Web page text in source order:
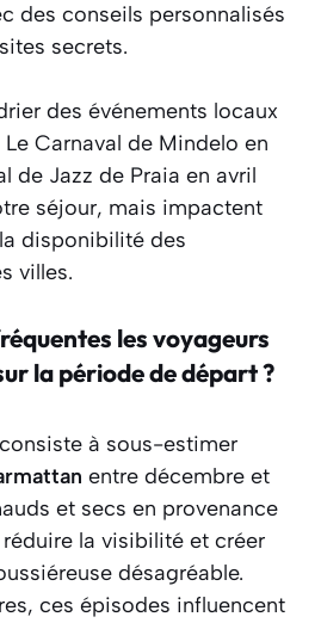
des conseils personnalisés
secrets.
des événements locaux
Carnaval de Mindelo en
de Jazz de Praia en avril
séjour, mais impactent
disponibilité des
villes.
les voyageurs
la période de départ ?
à sous-estimer
entre décembre et
et secs en provenance
la visibilité et créer
désagréable.
ces épisodes influencent